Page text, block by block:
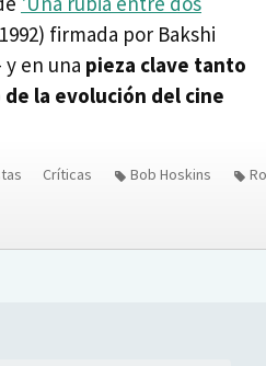
firmada por Bakshi
en una pieza clave tanto
la evolución del cine
Críticas Bob Hoskins